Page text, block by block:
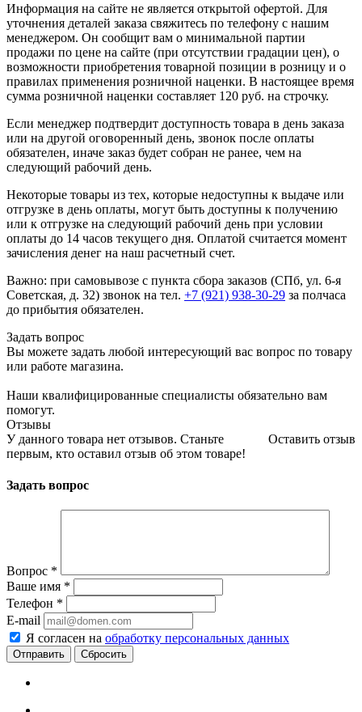
Информация на сайте не является открытой офертой. Для
уточнения деталей заказа свяжитесь по телефону с нашим
менеджером. Он сообщит вам о минимальной партии
продажи по цене на сайте (при отсутствии градации цен), о
возможности приобретения товарной позиции в розницу и о
правилах применения розничной наценки. В настоящее время
сумма розничной наценки составляет 120 руб. на строчку.
Если менеджер подтвердит доступность товара в день заказа
или на другой оговоренный день, звонок после оплаты
обязателен, иначе заказ будет собран не ранее, чем на
следующий рабочий день.
Некоторые товары из тех, которые недоступны к выдаче или
отгрузке в день оплаты, могут быть доступны к получению
или к отгрузке на следующий рабочий день при условии
оплаты до 14 часов текущего дня. Оплатой считается момент
зачисления денег на наш расчетный счет.
Важно: при самовывозе с пункта сборa заказов (СПб, ул. 6-я
Советская, д. 32) звонок на тел. +7 (921) 938-30-29 за полчаса
до прибытия обязателен.
Задать вопрос
Вы можете задать любой интересующий вас вопрос по товару
или работе магазина.
Наши квалифицированные специалисты обязательно вам
помогут.
Отзывы
Оставить отзыв
У данного товара нет отзывов. Станьте
первым, кто оставил отзыв об этом товаре!
Задать вопрос
Вопрос *
Ваше имя *
Телефон *
E-mail
Я согласен на обработку персональных данных
Сбросить